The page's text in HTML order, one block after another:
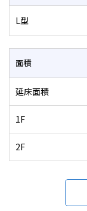
L型
面積
延床面積
1F
2F